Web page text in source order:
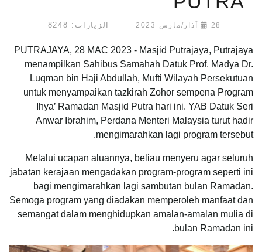
28 آذار/مارس 2023 الزيارات: 8248
PUTRAJAYA, 28 MAC 2023 - Masjid Putrajaya, Putrajaya
menampilkan Sahibus Samahah Datuk Prof. Madya Dr.
Luqman bin Haji Abdullah, Mufti Wilayah Persekutuan
untuk menyampaikan tazkirah Zohor sempena Program
Ihya’ Ramadan Masjid Putra hari ini. YAB Datuk Seri
Anwar Ibrahim, Perdana Menteri Malaysia turut hadir
mengimarahkan lagi program tersebut.
Melalui ucapan aluannya, beliau menyeru agar seluruh
jabatan kerajaan mengadakan program-program seperti ini
bagi mengimarahkan lagi sambutan bulan Ramadan.
Semoga program yang diadakan memperoleh manfaat dan
semangat dalam menghidupkan amalan-amalan mulia di
bulan Ramadan ini.